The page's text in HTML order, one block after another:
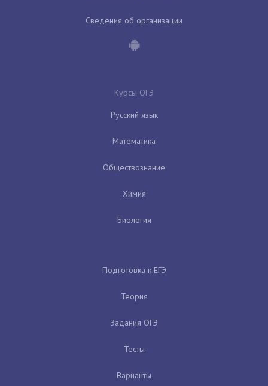
Сведения об организации
Курсы ОГЭ
Русский язык
Математика
Обществознание
Химия
Биология
Подготовка к ЕГЭ
Теория
Задания ОГЭ
Тесты
Варианты